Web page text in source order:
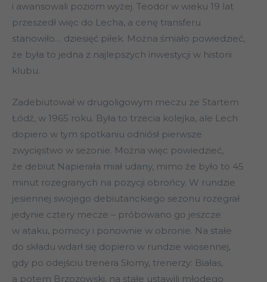
i awansowali poziom wyżej. Teodor w wieku 19 lat
przeszedł więc do Lecha, a cenę transferu
stanowiło… dziesięć piłek. Można śmiało powiedzieć,
że była to jedna z najlepszych inwestycji w historii
klubu.
Zadebiutował w drugoligowym meczu ze Startem
Łódź, w 1965 roku. Była to trzecia kolejka, ale Lech
dopiero w tym spotkaniu odniósł pierwsze
zwycięstwo w sezonie. Można więc powiedzieć,
że debiut Napierała miał udany, mimo że było to 45
minut rozegranych na pozycji obrońcy. W rundzie
jesiennej swojego debiutanckiego sezonu rozegrał
jedynie cztery mecze – próbowano go jeszcze
w ataku, pomocy i ponownie w obronie. Na stałe
do składu wdarł się dopiero w rundzie wiosennej,
gdy po odejściu trenera Słomy, trenerzy: Białas,
a potem Brzozowski, na stałe ustawili młodego